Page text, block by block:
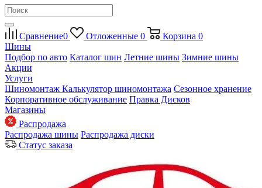
Сравнение0 Отложенные 0 Корзина 0
Шины
Подбор по авто Каталог шин Летние шины Зимние шины
Акции
Услуги
Шиномонтаж Калькулятор шиномонтажа Сезонное хранение
Корпоративное обслуживание Правка Дисков
Магазины
Распродажа
Распродажа шины Распродажа диски
Статус заказа